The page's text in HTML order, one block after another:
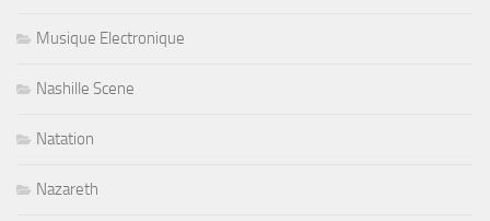
Musique Electronique
Nashille Scene
Natation
Nazareth